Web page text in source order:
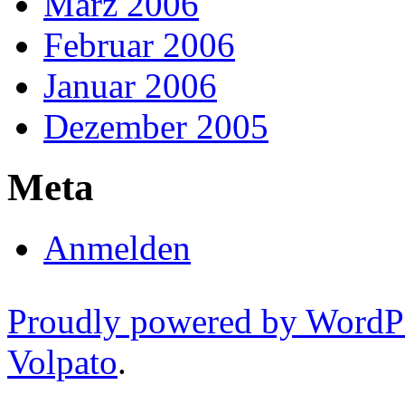
Februar 2006
Januar 2006
Dezember 2005
Meta
Anmelden
Proudly powered by
Volpato.